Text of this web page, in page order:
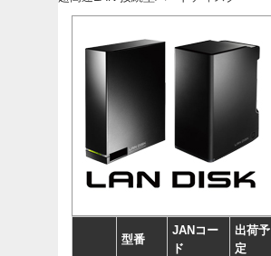
型番
JANコー
ド
出荷予
定